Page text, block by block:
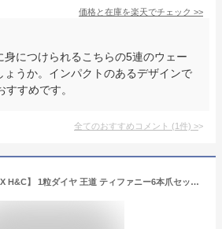
価格と在庫を楽天でチェック >>
身につけられるこちらの5連のウェー
ょうか。インパクトのあるデザインで
すめです。
全てのおすすめコメント (1件) >
【0.4ct D VVS1 3EX H&C】 1粒ダイヤ 王道 ティファニー6本爪セッテイング 婚約指輪平均より大粒0.4ct 最高 Dカラー 実質最高VVS1 3EX H&C プロポーズ 婚約指輪 鑑定書付 【4C最安値保証・人気オプション3EX H&C】 【 迫力＆コスパ最高0.4CT】